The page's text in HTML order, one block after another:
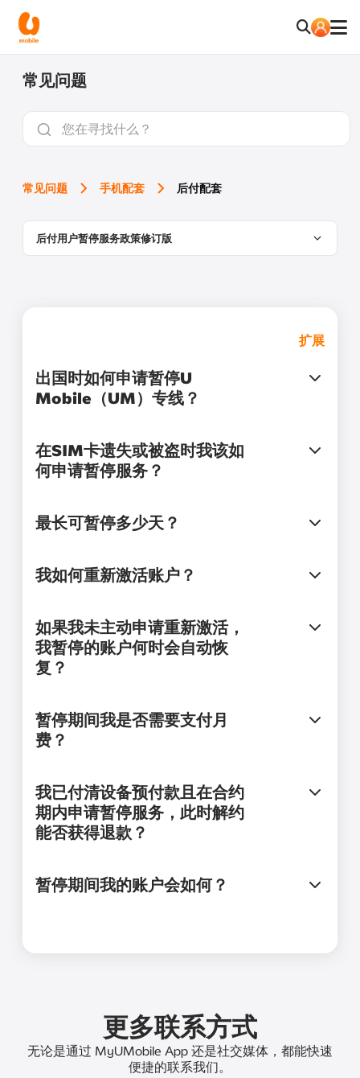
常见问题
常见问题 手机配套 后付配套
后付用户暂停服务政策修订版
扩展
出国时如何申请暂停U
Mobile（UM）专线？
在SIM卡遗失或被盗时我该如
何申请暂停服务？
最长可暂停多少天？
我如何重新激活账户？
如果我未主动申请重新激活，
我暂停的账户何时会自动恢
复？
暂停期间我是否需要支付月
费？
我已付清设备预付款且在合约
期内申请暂停服务，此时解约
能否获得退款？
暂停期间我的账户会如何？
更多联系方式
无论是通过 MyUMobile App 还是社交媒体，都能快速
便捷的联系我们。